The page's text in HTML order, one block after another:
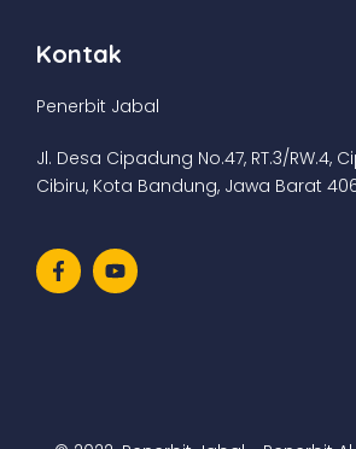
Kontak
Penerbit Jabal
Jl. Desa Cipadung No.47, RT.3/RW.4,
Cibiru, Kota Bandung, Jawa Barat